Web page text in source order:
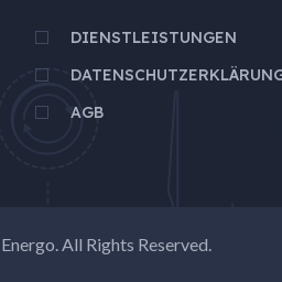
DIENSTLEISTUNGEN
AGB
Energo. All Rights Reserved.